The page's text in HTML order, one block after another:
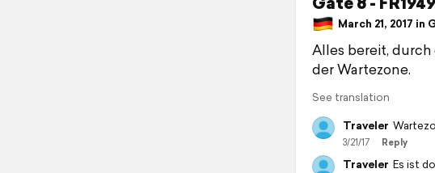
March 21, 2017 in
Alles bereit,
der Wartezone.
See translation
Traveler
3/21/17 Reply
Traveler Es ist